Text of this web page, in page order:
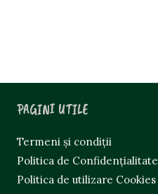
PAGINI UTILE
Termeni și condiții
Politica de Confidențialitate
Politica de utilizare Cookies